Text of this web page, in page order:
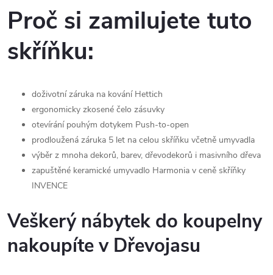
Proč si zamilujete tuto
skříňku:
doživotní záruka na kování Hettich
ergonomicky zkosené čelo zásuvky
otevírání pouhým dotykem Push-to-open
prodloužená záruka 5 let na celou skříňku včetně umyvadla
výběr z mnoha dekorů, barev, dřevodekorů i masivního dřeva
zapuštěné keramické umyvadlo Harmonia v ceně skříňky
INVENCE
Veškerý nábytek do koupelny
nakoupíte v Dřevojasu